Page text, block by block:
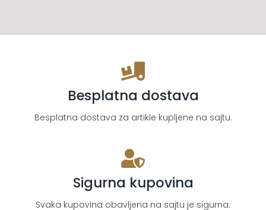
Besplatna dostava
Besplatna dostava za artikle kupljene na sajtu.
Sigurna kupovina
Svaka kupovina obavljena na sajtu je sigurna.